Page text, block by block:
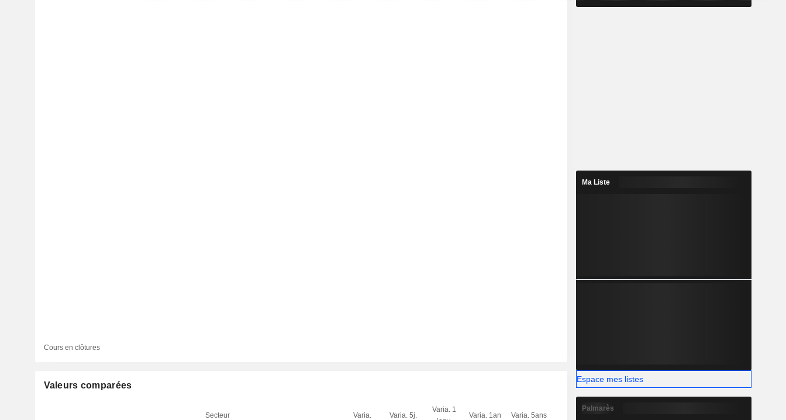
Cours en clôtures
Valeurs comparées
Secteur Varia. Varia. 5j.
Varia. 1
Varia. 1an Varia. 5ans
Ma Liste
Espace mes listes
Palmarès